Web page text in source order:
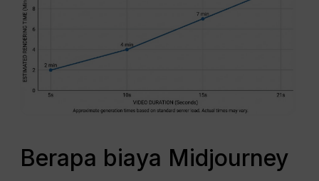
Berapa biaya Midjourney